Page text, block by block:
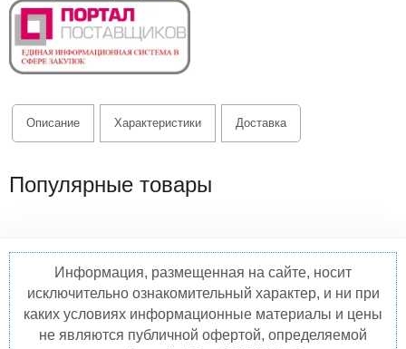
Описание Характеристики Доставка
Популярные товары
Информация, размещенная на сайте, носит
исключительно ознакомительный характер, и ни при
каких условиях информационные материалы и цены
не являются публичной офертой, определяемой